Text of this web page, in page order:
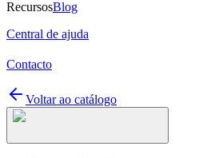
RecursosBlog
Central de ajuda
Contacto
Voltar ao catálogo